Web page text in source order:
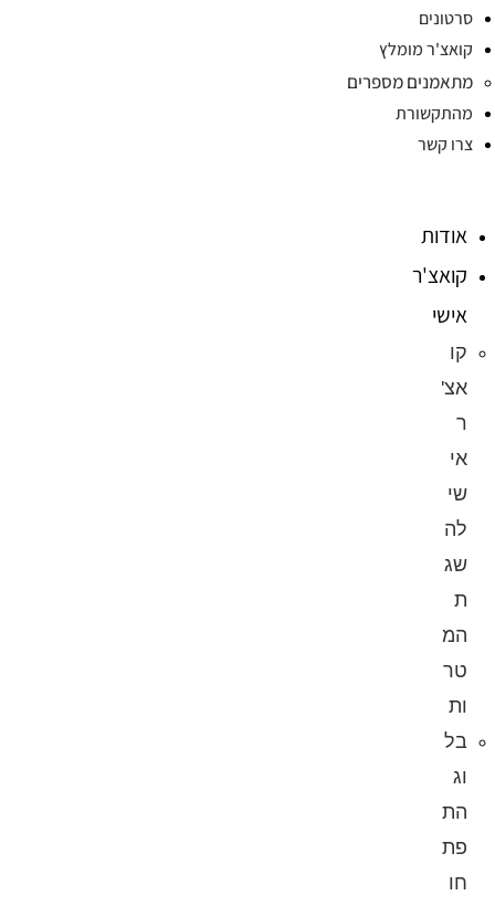
סרטונים
קואצ'ר מומלץ
מתאמנים מספרים
מהתקשורת
צרו קשר
אודות
קואצ'ר
אישי
קו
אצ'
ר
אי
שי
לה
שג
ת
המ
טר
ות
בל
וג
הת
פת
חו